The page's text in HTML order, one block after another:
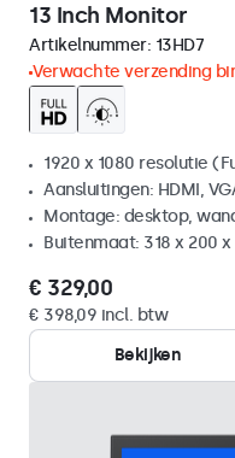
13 Inch Monitor
Artikelnummer: 13HD7
Verwachte verzending
1920 x 1080 resolutie
Aansluitingen: HDMI,
Montage: desktop,
Buitenmaat: 318 x 200
€ 329,00
€ 398,09 incl. btw
Bekijken